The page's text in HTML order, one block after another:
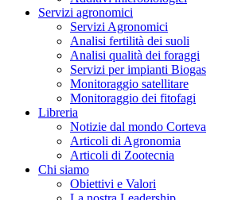
Servizi agronomici
Servizi Agronomici
Analisi fertilità dei suoli
Analisi qualità dei foraggi
Servizi per impianti Biogas
Monitoraggio satellitare
Monitoraggio dei fitofagi
Libreria
Notizie dal mondo Corteva
Articoli di Agronomia
Articoli di Zootecnia
Chi siamo
Obiettivi e Valori